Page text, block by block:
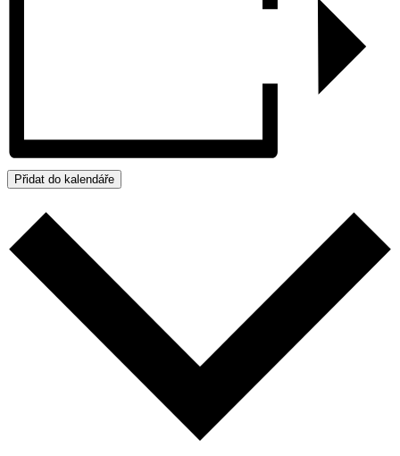
Přidat do kalendáře